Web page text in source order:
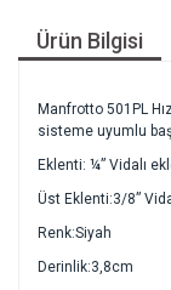
Ürün Bilgisi
Manfrotto 501PL
sisteme uyumlu
Eklenti: ¼” Vidalı
Üst Eklenti:3/8”
Renk:Siyah
Derinlik:3,8cm